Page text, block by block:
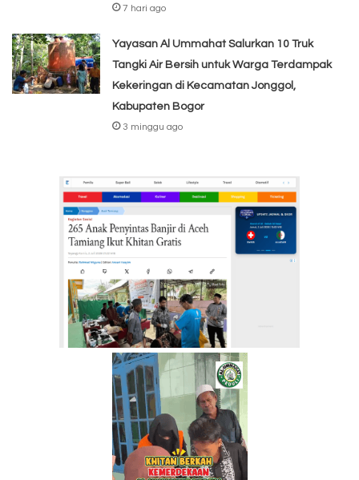
7 hari ago
Yayasan Al Ummahat Salurkan 10 Truk
Tangki Air Bersih untuk Warga Terdampak
Kekeringan di Kecamatan Jonggol,
Kabupaten Bogor
3 minggu ago